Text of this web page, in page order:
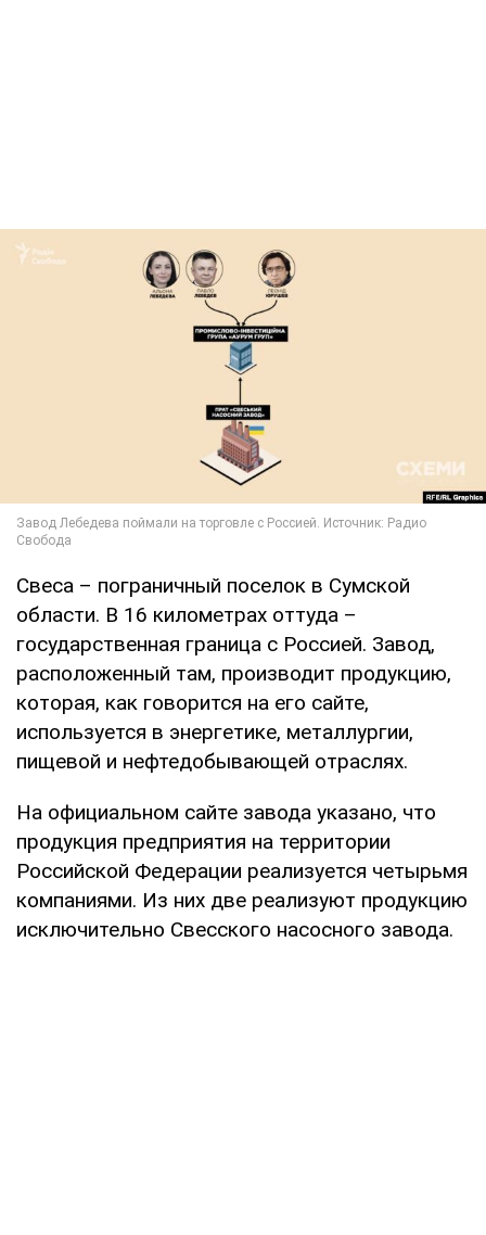
Свеса – пограничный поселок в Сумской
области. В 16 километрах оттуда –
государственная граница с Россией. Завод,
расположенный там, производит продукцию,
которая, как говорится на его сайте,
используется в энергетике, металлургии,
пищевой и нефтедобывающей отраслях.
На официальном сайте завода указано, что
продукция предприятия на территории
Российской Федерации реализуется четырьмя
компаниями. Из них две реализуют продукцию
исключительно Свесского насосного завода.